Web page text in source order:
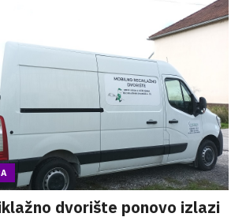
dvorište ponovo izlazi